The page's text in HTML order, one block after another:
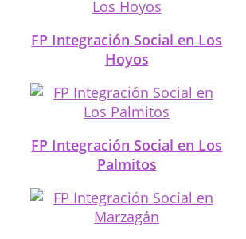
FP Integración Social en Los
Hoyos
FP Integración Social en Los
Palmitos